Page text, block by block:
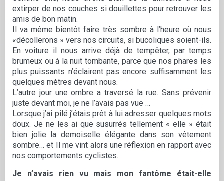
extirper de nos couches si douillettes pour retrouver les
amis de bon matin.
Il va même bientôt faire très sombre à l’heure où nous
«décollerons » vers nos circuits, si bucoliques soient-ils.
En voiture il nous arrive déjà de tempêter, par temps
brumeux ou à la nuit tombante, parce que nos phares les
plus puissants n’éclairent pas encore suffisamment les
quelques mètres devant nous.
L’autre jour une ombre a traversé la rue. Sans prévenir
juste devant moi, je ne l’avais pas vue …
Lorsque j’ai pilé j’étais prêt à lui adresser quelques mots
doux. Je ne les ai que susurrés tellement « elle » était
bien jolie la demoiselle élégante dans son vêtement
sombre… et Il me vint alors une réflexion en rapport avec
nos comportements cyclistes.
Je n’avais rien vu mais mon fantôme était-elle